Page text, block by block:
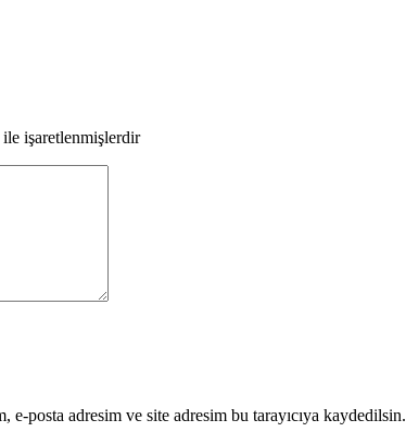
ile işaretlenmişlerdir
e-posta adresim ve site adresim bu tarayıcıya kaydedilsin.